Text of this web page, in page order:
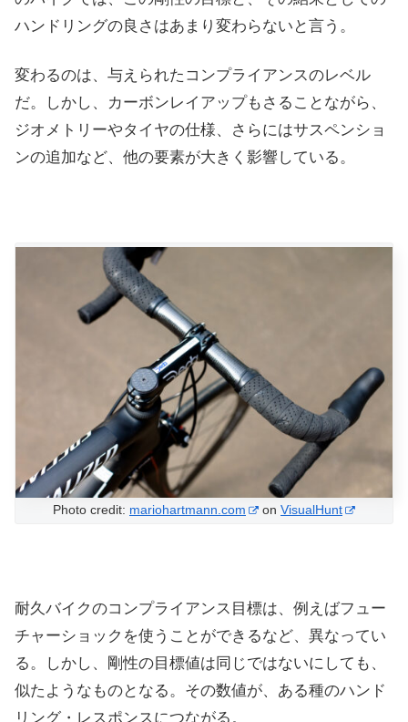
ハンドリングの良さはあまり変わらないと言う。
変わるのは、与えられたコンプライアンスのレベル
だ。しかし、カーボンレイアップもさることながら、
ジオメトリーやタイヤの仕様、さらにはサスペンショ
ンの追加など、他の要素が大きく影響している。
Photo credit: mariohartmann.com on VisualHunt
耐久バイクのコンプライアンス目標は、例えばフュー
チャーショックを使うことができるなど、異なってい
る。しかし、剛性の目標値は同じではないにしても、
似たようなものとなる。その数値が、ある種のハンド
リング・レスポンスにつながる。